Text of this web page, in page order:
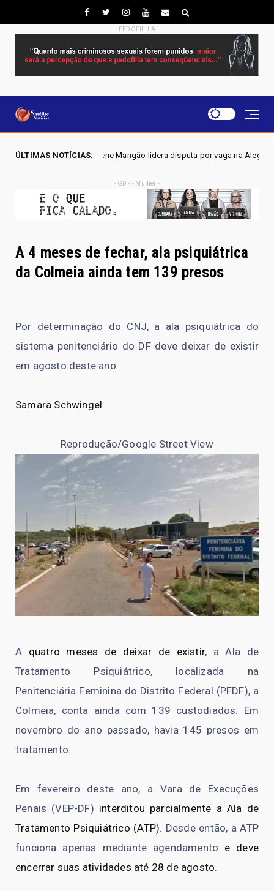
- PEDOFILILA -
ÚLTIMAS NOTÍCIAS:
Mangão lidera disputa por vaga na Alego em Novo Gama, aponta
- GDF - Mulher -
A 4 meses de fechar, ala psiquiátrica
da Colmeia ainda tem 139 presos
Por determinação do CNJ, a ala psiquiátrica do
sistema penitenciário do DF deve deixar de existir
em agosto deste ano
Samara Schwingel
Reprodução/Google Street View
A quatro meses de deixar de existir, a Ala de
Tratamento Psiquiátrico, localizada na
Penitenciária Feminina do Distrito Federal (PFDF), a
Colmeia, conta ainda com 139 custodiados. Em
novembro do ano passado, havia 145 presos em
tratamento.
Em fevereiro deste ano, a Vara de Execuções
Penais (VEP-DF) interditou parcialmente a Ala de
Tratamento Psiquiátrico (ATP). Desde então, a ATP
funciona apenas mediante agendamento e deve
encerrar suas atividades até 28 de agosto.